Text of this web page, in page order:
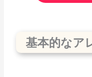
基本的なア